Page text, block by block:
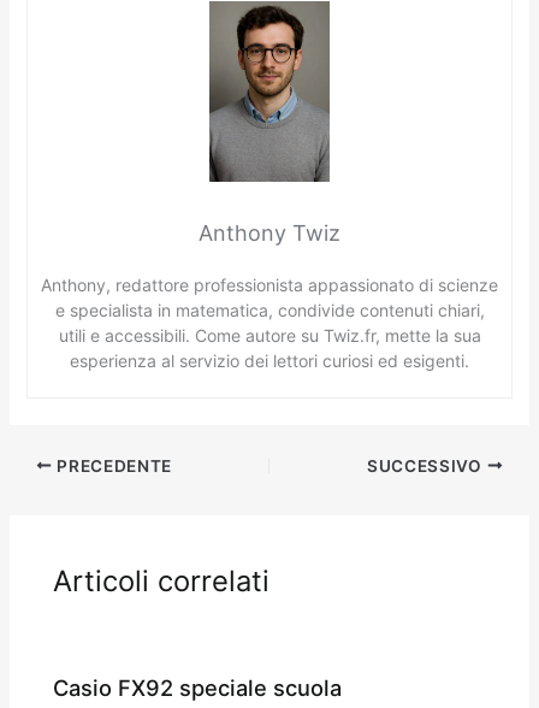
Anthony Twiz
Anthony, redattore professionista appassionato di scienze
e specialista in matematica, condivide contenuti chiari,
utili e accessibili. Come autore su Twiz.fr, mette la sua
esperienza al servizio dei lettori curiosi ed esigenti.
PRECEDENTE SUCCESSIVO
Articoli correlati
Casio FX92 speciale scuola